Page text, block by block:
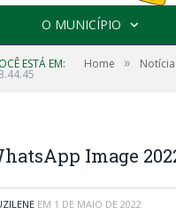
O MUNICÍPIO
ESTÁ EM: Home »
Image
EM 1 DE MAIO DE 2022